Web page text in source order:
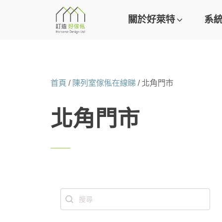
關於好萊特 系
首頁 / 陳列室傢俬在線睇 / 北角門市
北角門市
Search content